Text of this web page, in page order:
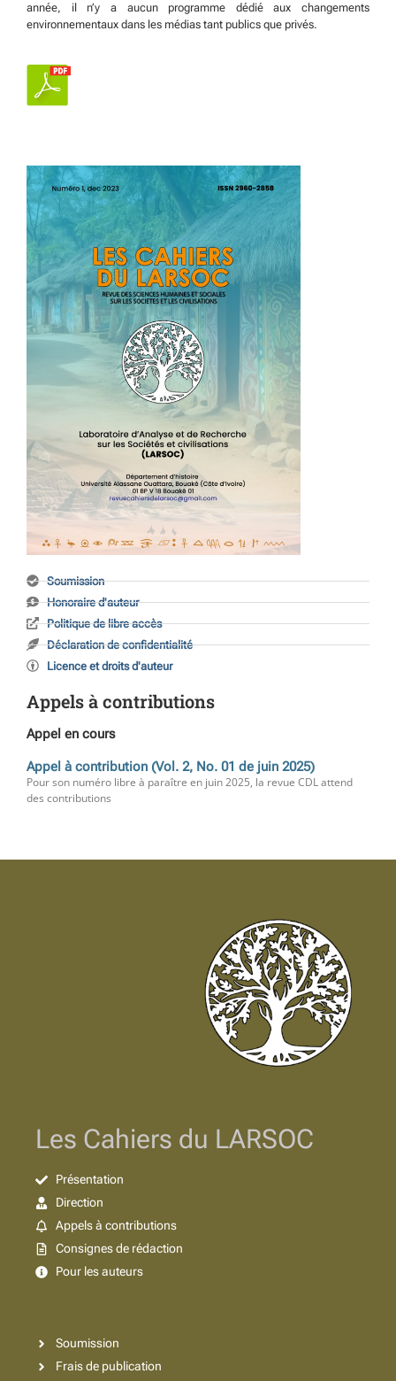
année, il n’y a aucun programme dédié aux changements
environnementaux dans les médias tant publics que privés.
Soumission
Honoraire d'auteur
Politique de libre accès
Déclaration de confidentialité
Licence et droits d'auteur
Appels à contributions
Appel en cours
Appel à contribution (Vol. 2, No. 01 de juin 2025)
Pour son numéro libre à paraître en juin 2025, la revue CDL attend
des contributions
Les Cahiers du LARSOC
Présentation
Direction
Appels à contributions
Consignes de rédaction
Pour les auteurs
Soumission
Frais de publication